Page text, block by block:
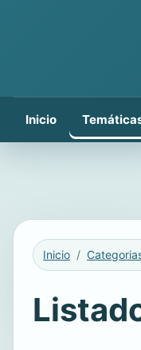
Inicio
Inicio